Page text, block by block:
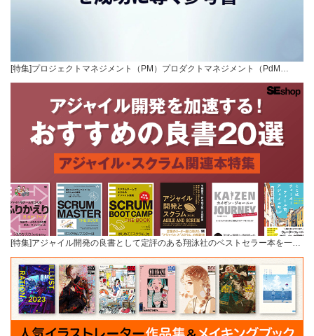
[特集]プロジェクトマネジメント（PM）プロダクトマネジメント（PdM…
[特集]アジャイル開発の良書として定評のある翔泳社のベストセラー本を一…